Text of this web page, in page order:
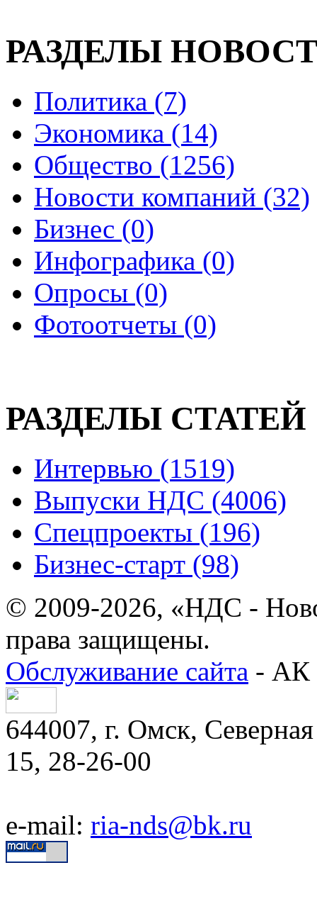
РАЗДЕЛЫ
Политика (7)
Экономика (14)
Общество (1256)
Новости компаний (32)
Бизнес (0)
Инфографика (0)
Опросы (0)
Фотоотчеты (0)
РАЗДЕЛЫ СТАТЕЙ
Интервью (1519)
Выпуски НДС (4006)
Спецпроекты (196)
Бизнес-старт (98)
© 2009-2026, «НДС -
права защищены.
Обслуживание сайта - АК
644007, г. Омск,
15, 28-26-00
e-mail: ria-nds@bk.ru